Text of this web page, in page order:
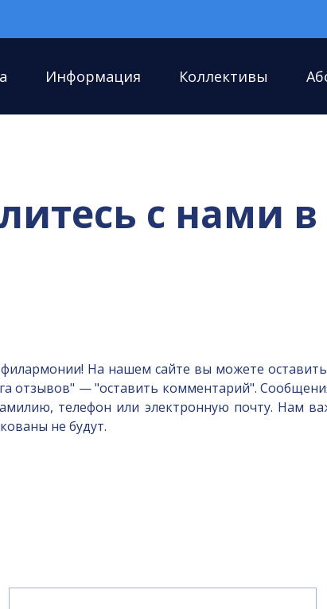
Информация Коллективы
с нами
филармонии! На нашем сайте вы можете
отзывов" — "оставить комментарий".
телефон или электронную почту. Нам
не будут.